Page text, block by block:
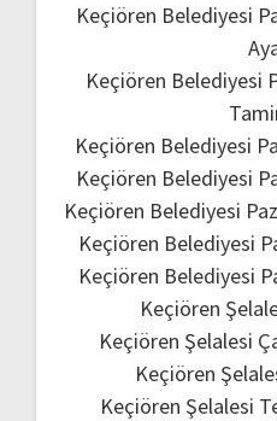
Keçiören Belediyesi
Keçiören Belediyesi
Keçiören Belediyesi
Keçiören Belediyesi
Keçiören Belediyesi
Keçiören Belediyesi
Keçiören Belediyesi
Keçiören
Keçiören Şelalesi
Keçiören
Keçiören Şelalesi